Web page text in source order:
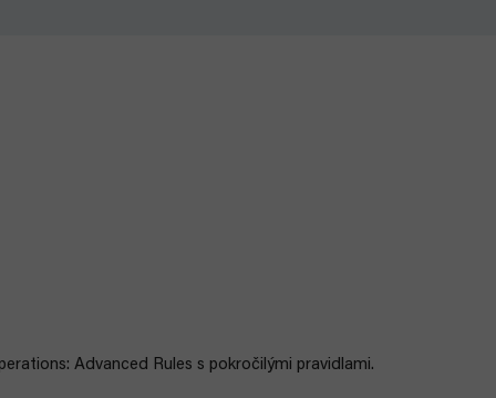
Advanced Rules s pokročilými pravidlami.